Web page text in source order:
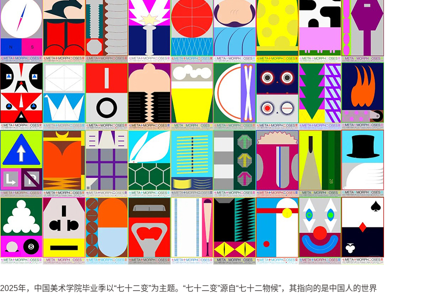
2025年，中国美术学院毕业季以“七十二变”为主题。“七十二变”源自“七十二物候”，其指向的是中国人的世界